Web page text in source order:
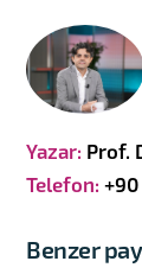
Yazar: Prof.
Telefon:
Benzer